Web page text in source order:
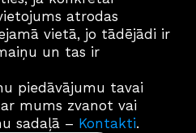
atrodas
vietā, jo tādējādi ir
un tas ir
piedāvājumu tavai
mums zvanot vai
sadaļā – Kontakti.